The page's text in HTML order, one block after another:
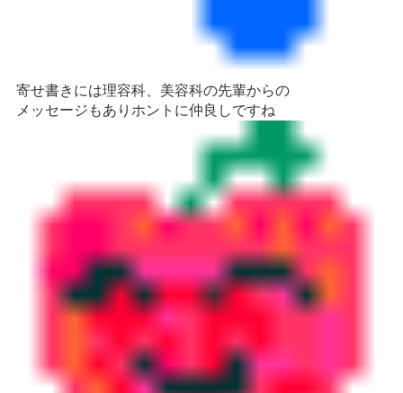
寄せ書きには理容科、美容科の先輩からの
メッセージもありホントに仲良しですね